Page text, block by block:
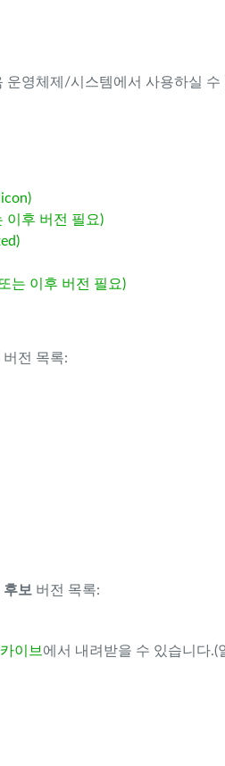
운영체제/시스템에서 사용하실 수
이후 버전 필요)
는 이후 버전 필요)
버전 목록:
후보 버전 목록:
이브 에서 내려받을 수 있습니다